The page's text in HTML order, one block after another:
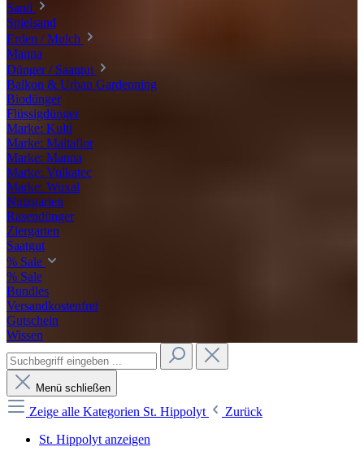
Sand
Spielsand
Erden / Mulch
Manna
Dünger / Saatgut
Balkon & Urban Gardenning
Biodünger
Flüssigdünger
Marke: Kulti
Marke: Maltaflor
Marke: Manna
Marke: Vulkatec
Marke: Wuxal
Nutzgarten
Rasendünger
Ziergarten
Saatgut
% Sale
% Sale
Bundles
Versandkostenfrei
Gutschein
Wissen
Menü schließen
Zeige alle Kategorien St. Hippolyt
Zurück
St. Hippolyt anzeigen